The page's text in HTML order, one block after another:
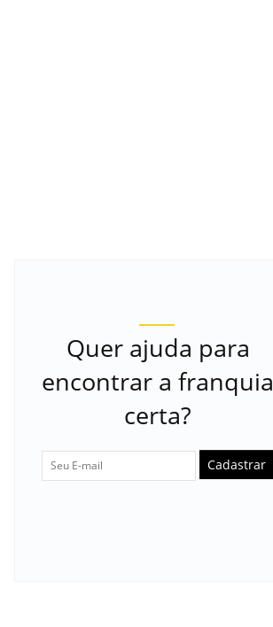
Quer ajuda para
encontrar a franquia
certa?
Cadastrar